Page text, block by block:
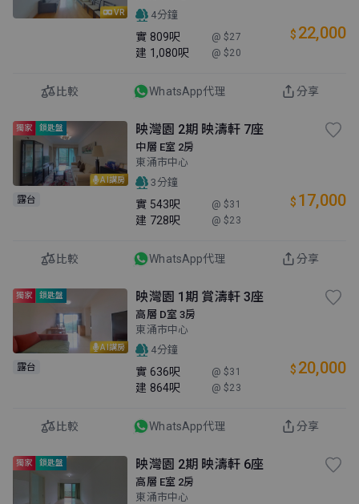
VR
4分鐘
實 809呎 @ $27
建 1,080呎 @ $20
$ 22,000
比較 WhatsApp代理 分享
AI講房
獨家 鎖匙盤
露台
映灣園 2期 映濤軒 7座
中層 E室 2房
東涌市中心
3分鐘
實 543呎 @ $31
建 728呎 @ $23
$ 17,000
比較 WhatsApp代理 分享
AI講房
獨家 鎖匙盤
露台
映灣園 1期 賞濤軒 3座
高層 D室 3房
東涌市中心
4分鐘
實 636呎 @ $31
建 864呎 @ $23
$ 20,000
比較 WhatsApp代理 分享
獨家 鎖匙盤 映灣園 2期 映濤軒 6座
高層 E室 2房
東涌市中心